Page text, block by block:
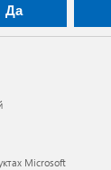
Да
Microsoft